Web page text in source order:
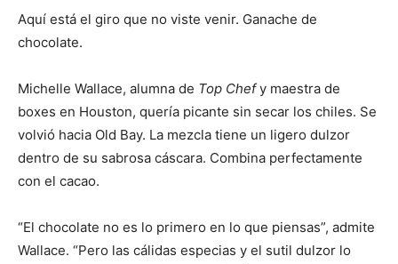
Aquí está el giro que no viste venir. Ganache de
chocolate.
Michelle Wallace, alumna de Top Chefy maestra de
boxes en Houston, quería picante sin secar los chiles. Se
volvió hacia Old Bay. La mezcla tiene un ligero dulzor
dentro de su sabrosa cáscara. Combina perfectamente
con el cacao.
“El chocolate no es lo primero en lo que piensas”, admite
Wallace. “Pero las cálidas especias y el sutil dulzor lo